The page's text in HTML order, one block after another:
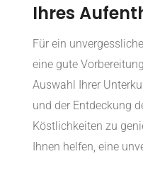
Ihres
Für ein
eine gute
Auswahl Ihrer
und der Entdeckung
Köstlichkeiten zu
Ihnen helfen, eine